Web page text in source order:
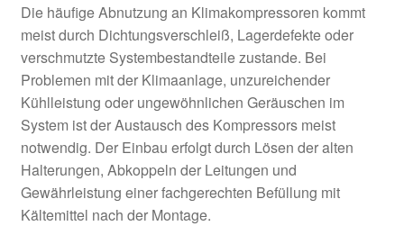
Die häufige Abnutzung an Klimakompressoren kommt
meist durch Dichtungsverschleiß, Lagerdefekte oder
verschmutzte Systembestandteile zustande. Bei
Problemen mit der Klimaanlage, unzureichender
Kühlleistung oder ungewöhnlichen Geräuschen im
System ist der Austausch des Kompressors meist
notwendig. Der Einbau erfolgt durch Lösen der alten
Halterungen, Abkoppeln der Leitungen und
Gewährleistung einer fachgerechten Befüllung mit
Kältemittel nach der Montage.